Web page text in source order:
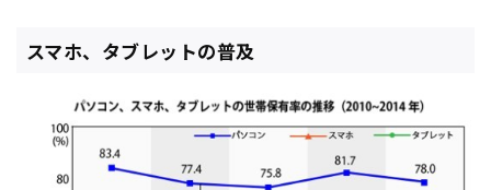
スマホ、タブレットの普及